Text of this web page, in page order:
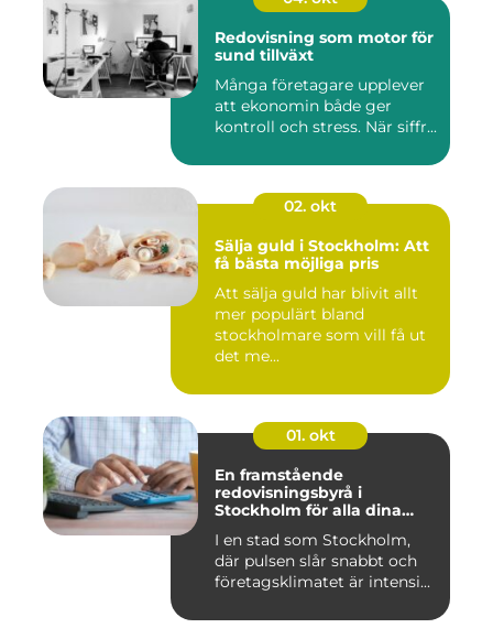
Redovisning som motor för
sund tillväxt
Många företagare upplever
att ekonomin både ger
kontroll och stress. När siffr...
02. okt
Sälja guld i Stockholm: Att
få bästa möjliga pris
Att sälja guld har blivit allt
mer populärt bland
stockholmare som vill få ut
det me...
01. okt
En framstående
redovisningsbyrå i
Stockholm för alla dina
I en stad som Stockholm,
där pulsen slår snabbt och
företagsklimatet är intensi...